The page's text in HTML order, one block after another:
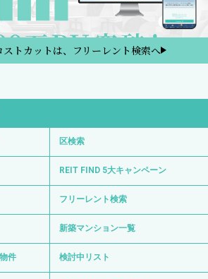
トカットは、フリーレント検索へ
区検索
REIT FIND 5大キャンペーン
フリーレント検索
新築マンション一覧
件 検討中リスト